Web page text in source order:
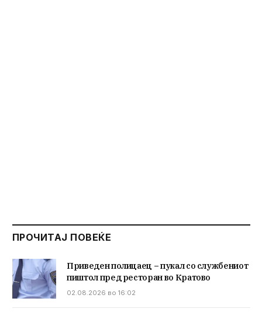
ПРОЧИТАЈ ПОВЕЌЕ
Приведен полицаец – пукал со службениот
пиштол пред ресторан во Кратово
02.08.2026 во 16:02